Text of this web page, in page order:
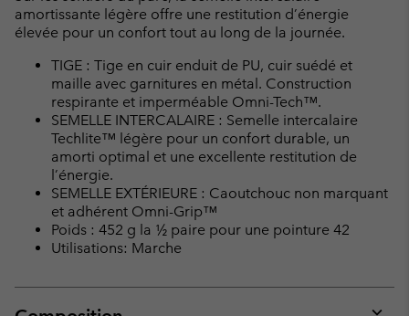
amortissante légère offre une restitution d’énergie
élevée pour un confort tout au long de la journée.
TIGE : Tige en cuir enduit de PU, cuir suédé et
maille avec garnitures en métal. Construction
respirante et imperméable Omni-Tech™.
SEMELLE INTERCALAIRE : Semelle intercalaire
Techlite™ légère pour un confort durable, un
amorti optimal et une excellente restitution de
l’énergie.
SEMELLE EXTÉRIEURE : Caoutchouc non marquant
et adhérent Omni-Grip™
Poids : 452 g la ½ paire pour une pointure 42
Utilisations: Marche